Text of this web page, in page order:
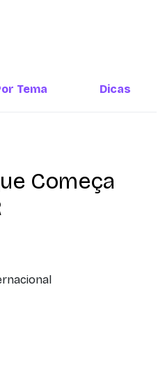
Tema Dicas
Começa